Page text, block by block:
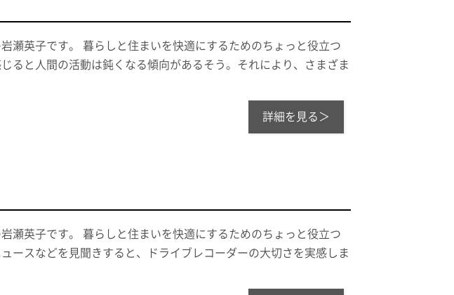
瀬英子です。 暮らしと住まいを快適にするためのちょっと役立つ
ると人間の活動は鈍くなる傾向があるそう。それにより、さまざま
詳細を見る＞
瀬英子です。 暮らしと住まいを快適にするためのちょっと役立つ
ースなどを見聞きすると、ドライブレコーダーの大切さを実感しま